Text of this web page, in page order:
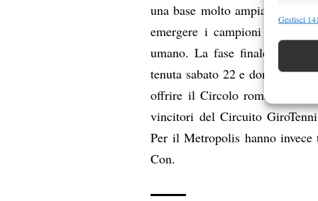
scelte
Gestisci
una base molto ampia può
emergere i campioni del
umano. La fase finale delle
tenuta sabato 22 e domenica
offrire il Circolo romano “Eur
vincitori del Circuito
Per il Metropolis hanno
Con.